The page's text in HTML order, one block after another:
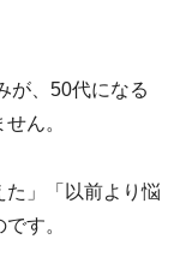
が、50代になる
ん。
た」「以前より悩
す。